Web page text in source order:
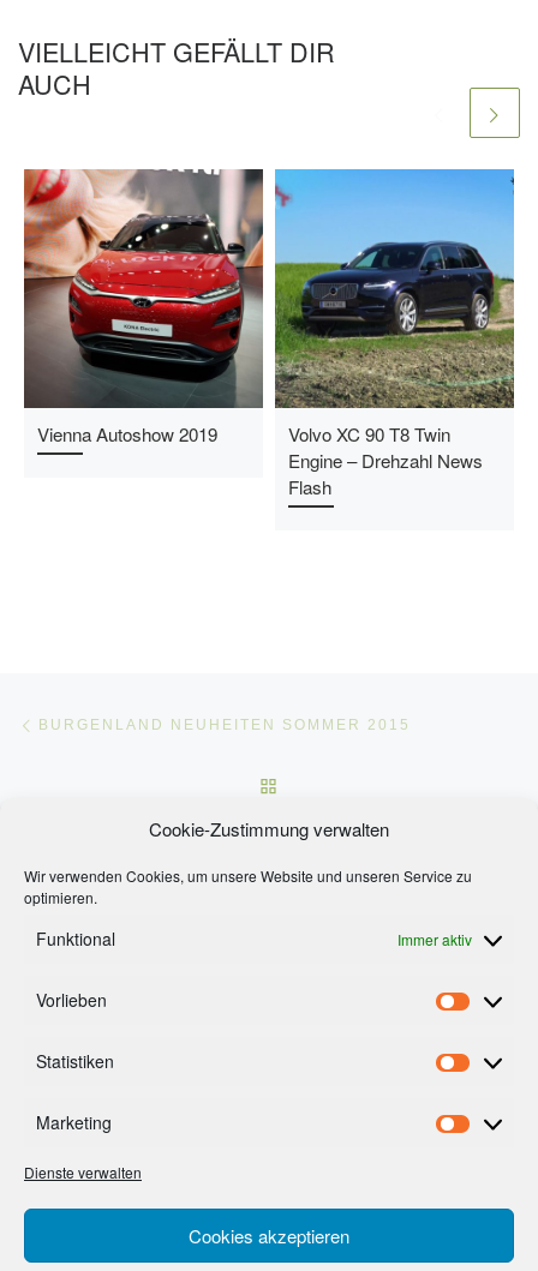
Cookie-Zustimmung verwalten
Wir verwenden Cookies, um unsere Website und unseren Service zu
optimieren.
Funktional Immer aktiv
Vorlieben
Statistiken
Marketing
Dienste verwalten
Cookies akzeptieren
VIELLEICHT GEFÄLLT DIR
AUCH
Vienna Autoshow 2019
Volvo XC 90 T8 Twin
Engine – Drehzahl News
Flash
Beitragsnavigation
BURGENLAND NEUHEITEN SOMMER 2015
GRANITMARATHON 2015 – BERGAUF BERICHT
Footermenue
AGB’s
Cookie-Richtlinie (EU)